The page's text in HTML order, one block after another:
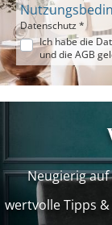
Datenschutz *
Ich habe die
und die AGB
Neugierig
wertvolle Tipps